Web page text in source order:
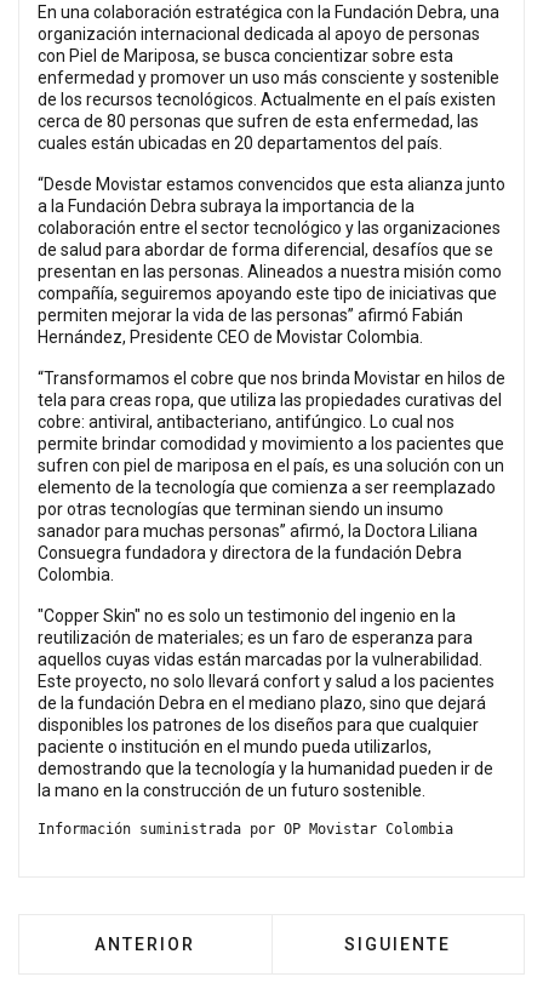
En una colaboración estratégica con la Fundación Debra, una
organización internacional dedicada al apoyo de personas
con Piel de Mariposa, se busca concientizar sobre esta
enfermedad y promover un uso más consciente y sostenible
de los recursos tecnológicos. Actualmente en el país existen
cerca de 80 personas que sufren de esta enfermedad, las
cuales están ubicadas en 20 departamentos del país.
“Desde Movistar estamos convencidos que esta alianza junto
a la Fundación Debra subraya la importancia de la
colaboración entre el sector tecnológico y las organizaciones
de salud para abordar de forma diferencial, desafíos que se
presentan en las personas. Alineados a nuestra misión como
compañía, seguiremos apoyando este tipo de iniciativas que
permiten mejorar la vida de las personas” afirmó Fabián
Hernández, Presidente CEO de Movistar Colombia.
“Transformamos el cobre que nos brinda Movistar en hilos de
tela para creas ropa, que utiliza las propiedades curativas del
cobre: antiviral, antibacteriano, antifúngico. Lo cual nos
permite brindar comodidad y movimiento a los pacientes que
sufren con piel de mariposa en el país, es una solución con un
elemento de la tecnología que comienza a ser reemplazado
por otras tecnologías que terminan siendo un insumo
sanador para muchas personas” afirmó, la Doctora Liliana
Consuegra fundadora y directora de la fundación Debra
Colombia.
"Copper Skin" no es solo un testimonio del ingenio en la
reutilización de materiales; es un faro de esperanza para
aquellos cuyas vidas están marcadas por la vulnerabilidad.
Este proyecto, no solo llevará confort y salud a los pacientes
de la fundación Debra en el mediano plazo, sino que dejará
disponibles los patrones de los diseños para que cualquier
paciente o institución en el mundo pueda utilizarlos,
demostrando que la tecnología y la humanidad pueden ir de
la mano en la construcción de un futuro sostenible.
Información suministrada por OP Movistar Colombia
ARTÍCULO ANTERIOR: LONGEVIDAD, UNA
ANTERIOR ARTÍCULO
SIGUIENTE